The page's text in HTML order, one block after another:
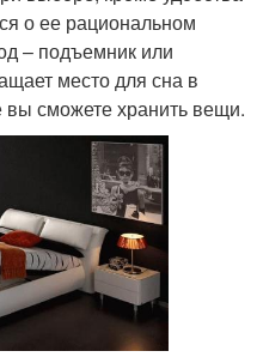
о ее рациональном
– подъемник или
место для сна в
вы сможете хранить вещи.